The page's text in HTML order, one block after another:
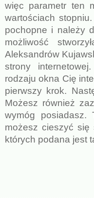
więc parametr ten
wartościach
pochopne i należy
możliwość
Aleksandrów
strony
rodzaju okna Cię
pierwszy krok.
Możesz również
wymóg posiadasz.
możesz cieszyć się
których podana jest